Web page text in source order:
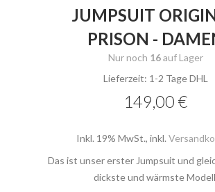
JUMPSUIT
PRISON -
Nur noch 16auf Lager
Lieferzeit: 1-2 Tage DHL
149,00 €
Inkl. 19% MwSt., inkl.
Das ist unser erster Jumpsuit und
dickste und wärmste